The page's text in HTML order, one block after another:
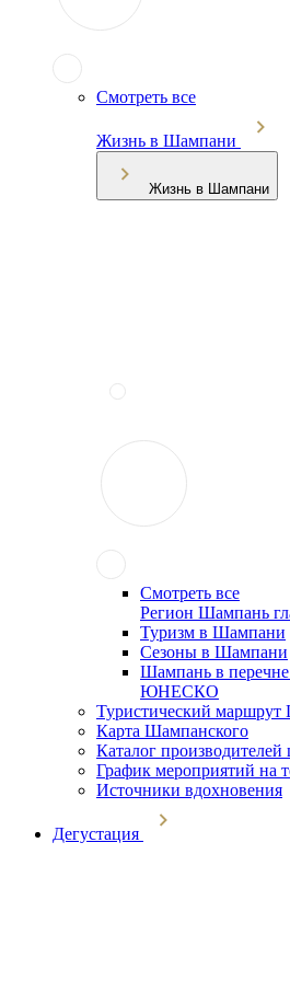
Смотреть все
Жизнь в Шампани
Жизнь в Шампани
Смотреть все
Регион Шампань
Туризм в Шампани
Сезоны в Шампани
Шампань в
ЮНЕСКО
Туристический
Карта Шампанского
Каталог
График мероприятий на
Источники вдохновения
Дегустация